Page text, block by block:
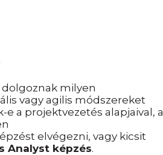
dolgoznak milyen
vagy agilis módszereket
a projektvezetés alapjaival, a
elvégezni, vagy kicsit
Analyst képzés.